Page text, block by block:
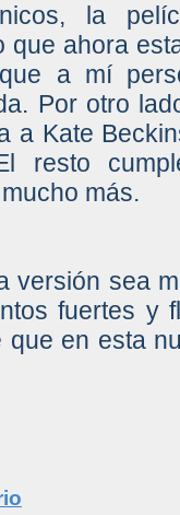
la
que ahora
a mí
Por otro
a Kate
resto
más.
versión sea
fuertes y
que en esta